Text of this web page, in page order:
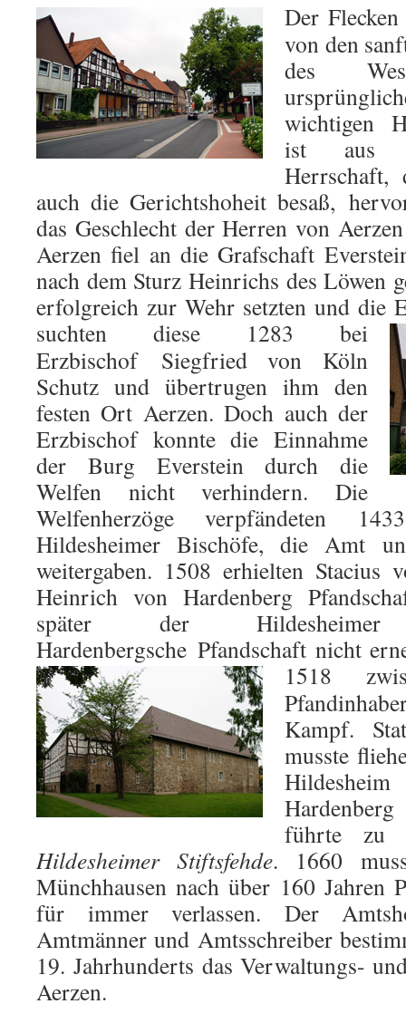
Der
von den
des
wichtigen
ist aus
auch die Gerichtshoheit besaß,
das Geschlecht der Herren von
Aerzen fiel an die Grafschaft
nach dem Sturz Heinrichs des Löwen
erfolgreich zur Wehr setzten und die
suchten diese 1283 bei
Erzbischof Siegfried von Köln
Schutz und übertrugen ihm den
festen Ort Aerzen. Doch auch der
Erzbischof konnte die Einnahme
der Burg Everstein durch die
Welfen nicht verhindern. Die
Welfenherzöge verpfändeten
Hildesheimer Bischöfe, die Amt
weitergaben. 1508 erhielten Stacius
Heinrich von Hardenberg
später der
Hardenbergsche Pfandschaft nicht
1518
Kampf.
musste
führte zu
Hildesheimer Stiftsfehde. 1660
Münchhausen nach über 160 Jahren
für immer verlassen. Der
Amtmänner und Amtsschreiber
19. Jahrhunderts das Verwaltungs-
Aerzen.